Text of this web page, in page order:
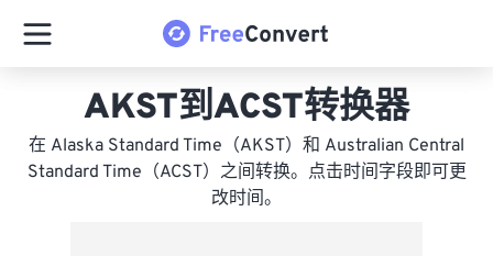
AKST到ACST转换器
在 Alaska Standard Time（AKST）和 Australian Central
Standard Time（ACST）之间转换。点击时间字段即可更
改时间。